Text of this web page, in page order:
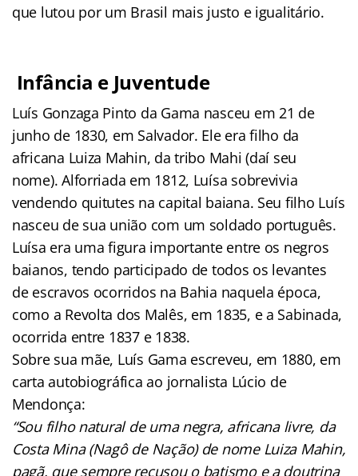
que lutou por um Brasil mais justo e igualitário.
Infância e Juventude
Luís Gonzaga Pinto da Gama nasceu em 21 de
junho de 1830, em Salvador. Ele era filho da
africana Luiza Mahin, da tribo Mahi (daí seu
nome). Alforriada em 1812, Luísa sobrevivia
vendendo quitutes na capital baiana. Seu filho Luís
nasceu de sua união com um soldado português.
Luísa era uma figura importante entre os negros
baianos, tendo participado de todos os levantes
de escravos ocorridos na Bahia naquela época,
como a Revolta dos Malês, em 1835, e a Sabinada,
ocorrida entre 1837 e 1838.
Sobre sua mãe, Luís Gama escreveu, em 1880, em
carta autobiográfica ao jornalista Lúcio de
Mendonça:
“Sou filho natural de uma negra, africana livre, da
Costa Mina (Nagô de Nação) de nome Luiza Mahin,
pagã, que sempre recusou o batismo e a doutrina